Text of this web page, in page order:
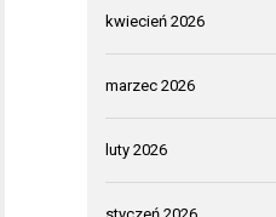
kwiecień 2026
marzec 2026
luty 2026
styczeń 2026